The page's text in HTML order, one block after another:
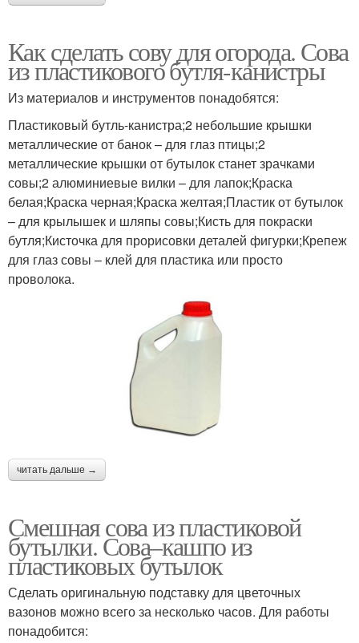
Как сделать сову для огорода. Сова
из пластикового бутля-канистры
Из материалов и инструментов понадобятся:
Пластиковый бутль-канистра;2 небольшие крышки
металлические от банок – для глаз птицы;2
металлические крышки от бутылок станет зрачками
совы;2 алюминиевые вилки – для лапок;Краска
белая;Краска черная;Краска желтая;Пластик от бутылок
– для крылышек и шляпы совы;Кисть для покраски
бутля;Кисточка для прорисовки деталей фигурки;Крепеж
для глаз совы – клей для пластика или просто
проволока.
читать дальше →
Смешная сова из пластиковой
бутылки. Сова–кашпо из
пластиковых бутылок
Сделать оригинальную подставку для цветочных
вазонов можно всего за несколько часов. Для работы
понадобится: